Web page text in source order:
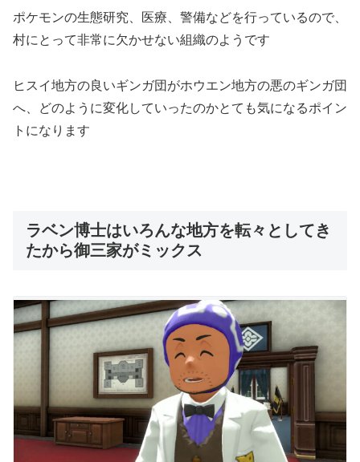
ポケモンの生態研究、医療、警備などを行っているので、
村にとって非常に欠かせない組織のようです
ヒスイ地方の良いギンガ団がホウエン地方の悪のギンガ団
へ、どのように変化していったのかとても気になるポイン
トになります
ラベン博士はいろんな地方を転々としてき
たから御三家がミックス